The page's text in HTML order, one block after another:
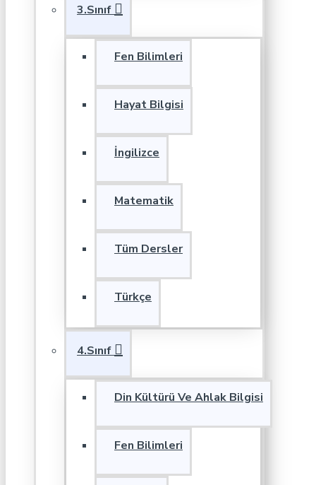
3.Sınıf
Fen Bilimleri
Hayat Bilgisi
İngilizce
Matematik
Tüm Dersler
Türkçe
4.Sınıf
Din Kültürü Ve Ahlak Bilgisi
Fen Bilimleri